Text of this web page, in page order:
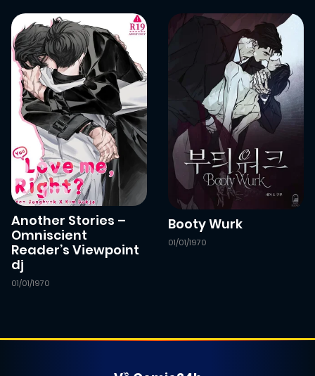
Another Stories –
Omniscient
Reader’s Viewpoint
dj
01/01/1970
Booty Wurk
01/01/1970